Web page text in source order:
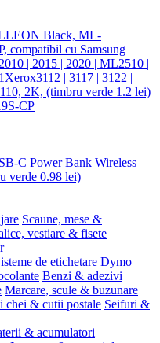
Black, ML-
compatibil cu Samsung
| 2015 | 2020 | ML2510 |
| 3117 | 3122 |
2K, (timbru verde 1.2 lei)
CP
C Power Bank Wireless
verde 0.98 lei)
Scaune, mese &
vestiare & fisete
de etichetare Dymo
Benzi & adezivi
Marcare, scule & buzunare
chei & cutii postale Seifuri &
& acumulatori